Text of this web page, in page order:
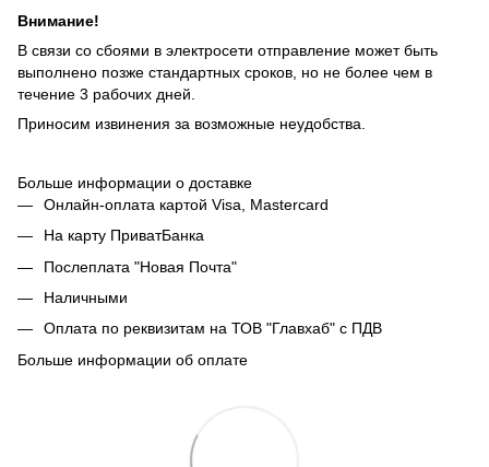
Внимание!
В связи со сбоями в электросети отправление может быть
выполнено позже стандартных сроков, но не более чем в
течение 3 рабочих дней.
Приносим извинения за возможные неудобства.
Больше информации о доставке
Онлайн-оплата картой Visa, Mastercard
На карту ПриватБанка
Послеплата "Новая Почта"
Наличными
Оплата по реквизитам на ТОВ "Главхаб" с ПДВ
Больше информации об оплате